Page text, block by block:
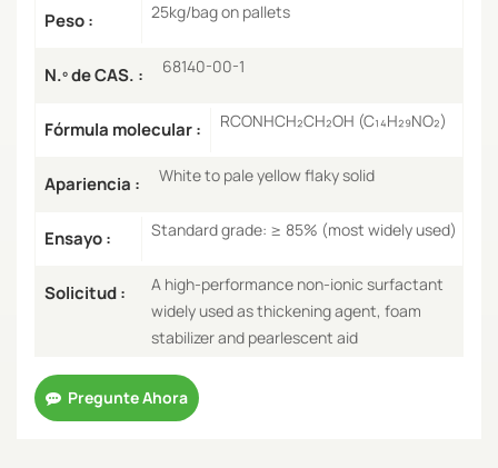
Peso : 25kg/bag on pallets
N.º de CAS. : 68140-00-1
Fórmula molecular : RCONHCH₂CH₂OH (C₁₄H₂₉NO₂)
Apariencia : White to pale yellow flaky solid
Ensayo : Standard grade: ≥ 85% (most widely used)
Solicitud :
A high-performance non-ionic surfactant
widely used as thickening agent, foam
stabilizer and pearlescent aid
Pregunte Ahora